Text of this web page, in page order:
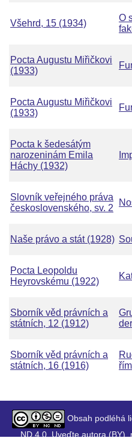
Všehrd, 15 (1934)
O
Pocta Augustu Miřičkovi
(1933)
Pocta Augustu Miřičkovi
(1933)
Pocta k šedesátým
narozeninám Emila
Háchy (1932)
Slovník veřejného práva
československého, sv. 2
Naše právo a stát (1928)
Pocta Leopoldu
Heyrovskému (1922)
Sborník věd právních a
státních, 12 (1912)
Sborník věd právních a
státních, 16 (1916)
Obsah podléhá
ND 4.0. Uveďte autora (BY),